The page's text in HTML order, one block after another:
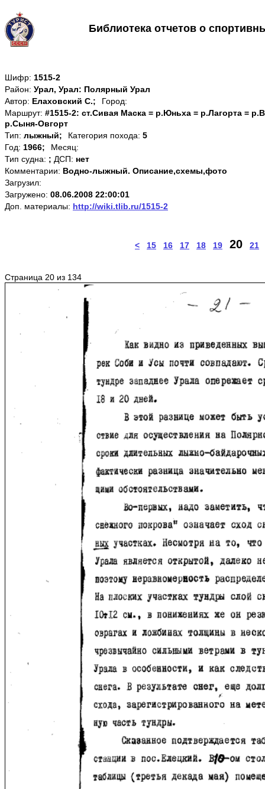
Библиотека отчетов о
Шифр: 1515-2
Район: Урал, Урал: Полярный Урал
Автор: Елаховский С.;
Город:
Маршрут: #1515-2: ст.Сивая Маска = р.Юньха = р.Лагорта =
р.Сыня-Овгорт
Тип: лыжный; Категория похода: 5
Год: 1966;
Месяц:
Тип судна: ; ДСП: нет
Комментарии: Водно-лыжный. Описание,схемы,фото
Загрузил:
Загружено: 08.06.2008 22:00:01
Доп. материалы: http://wiki.tlib.ru/1515-2
< 15 16 17 18 19 20 21
Страница 20 из 134